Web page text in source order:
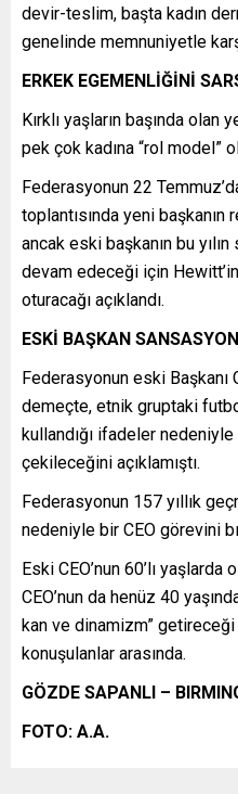
devir-teslim, başta kadın
genelinde memnuniyetle
ERKEK EGEMENLİĞİNİ
Kırklı yaşların başında olan
pek çok kadına “rol model”
Federasyonun 22
toplantısında yeni
ancak eski başkanın bu
devam edeceği için
oturacağı açıklandı.
ESKİ BAŞKAN
Federasyonun eski Başkanı
demeçte, etnik gruptaki
kullandığı ifadeler
çekileceğini açıklamıştı.
Federasyonun 157 yıllık
nedeniyle bir CEO görevini
Eski CEO’nun 60’lı yaşlarda
CEO’nun da henüz 40
kan ve dinamizm”
konuşulanlar arasında.
GÖZDE SAPANLI –
FOTO: A.A.